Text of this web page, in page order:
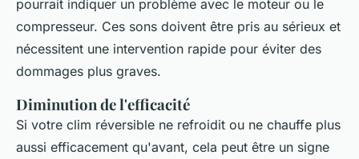
pourrait indiquer un problème avec le moteur ou le
compresseur. Ces sons doivent être pris au sérieux et
nécessitent une intervention rapide pour éviter des
dommages plus graves.
Diminution de l'efficacité
Si votre clim réversible ne refroidit ou ne chauffe plus
aussi efficacement qu'avant, cela peut être un signe